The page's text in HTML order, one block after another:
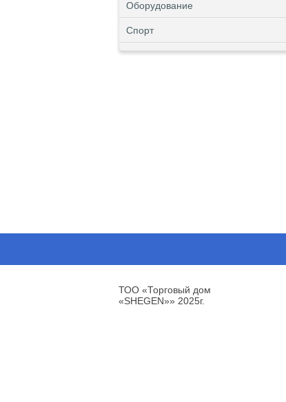
Оборудование
Спорт
ТОО «Торговый дом
«SHEGEN»» 2025г.